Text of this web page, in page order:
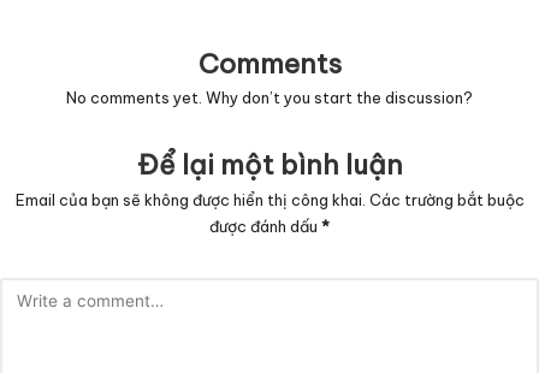
Comments
No comments yet. Why don’t you start the discussion?
Để lại một bình luận
Email của bạn sẽ không được hiển thị công khai. Các trường bắt buộc
được đánh dấu *